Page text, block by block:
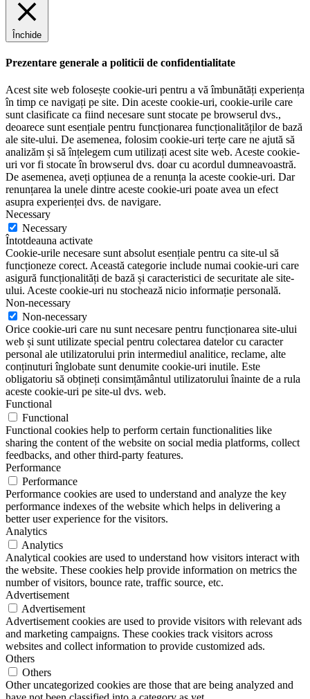
Închide
Prezentare generale a politicii de confidentialitate
Acest site web folosește cookie-uri pentru a vă îmbunătăți experiența
în timp ce navigați pe site. Din aceste cookie-uri, cookie-urile care
sunt clasificate ca fiind necesare sunt stocate pe browserul dvs.,
deoarece sunt esențiale pentru funcționarea funcționalităților de bază
ale site-ului. De asemenea, folosim cookie-uri terțe care ne ajută să
analizăm și să înțelegem cum utilizați acest site web. Aceste cookie-
uri vor fi stocate în browserul dvs. doar cu acordul dumneavoastră.
De asemenea, aveți opțiunea de a renunța la aceste cookie-uri. Dar
renunțarea la unele dintre aceste cookie-uri poate avea un efect
asupra experienței dvs. de navigare.
Necessary
Necessary
Întotdeauna activate
Cookie-urile necesare sunt absolut esențiale pentru ca site-ul să
funcționeze corect. Această categorie include numai cookie-uri care
asigură funcționalități de bază și caracteristici de securitate ale site-
ului. Aceste cookie-uri nu stochează nicio informație personală.
Non-necessary
Non-necessary
Orice cookie-uri care nu sunt necesare pentru funcționarea site-ului
web și sunt utilizate special pentru colectarea datelor cu caracter
personal ale utilizatorului prin intermediul analitice, reclame, alte
conținuturi înglobate sunt denumite cookie-uri inutile. Este
obligatoriu să obțineți consimțământul utilizatorului înainte de a rula
aceste cookie-uri pe site-ul dvs. web.
Functional
Functional
Functional cookies help to perform certain functionalities like
sharing the content of the website on social media platforms, collect
feedbacks, and other third-party features.
Performance
Performance
Performance cookies are used to understand and analyze the key
performance indexes of the website which helps in delivering a
better user experience for the visitors.
Analytics
Analytics
Analytical cookies are used to understand how visitors interact with
the website. These cookies help provide information on metrics the
number of visitors, bounce rate, traffic source, etc.
Advertisement
Advertisement
Advertisement cookies are used to provide visitors with relevant ads
and marketing campaigns. These cookies track visitors across
websites and collect information to provide customized ads.
Others
Others
Other uncategorized cookies are those that are being analyzed and